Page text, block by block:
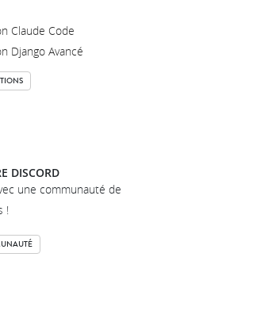
Claude Code
Django Avancé
DISCORD
une communauté de
!